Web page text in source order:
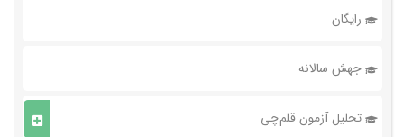
رایگان
جهش سالانه
تحلیل آزمون قلم‌چی